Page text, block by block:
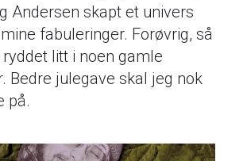
Andersen skapt et univers
fabuleringer. Forøvrig, så
litt i noen gamle
Bedre julegave skal jeg nok
på.